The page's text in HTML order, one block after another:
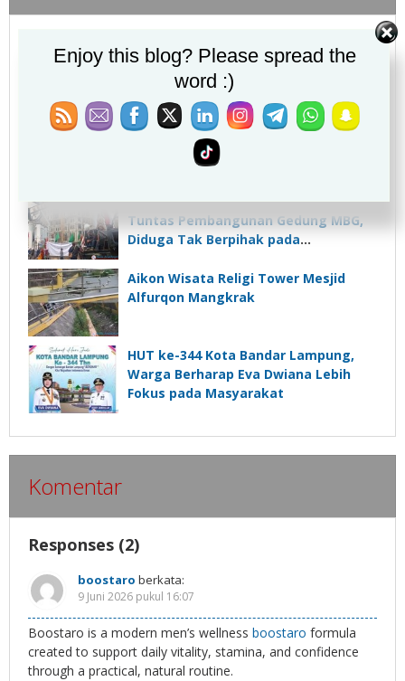
LSM Pedang Keadilan Perjuangan
Perkuat Sinergi dengan Kesbangpol
Lampung Selatan
Syiar Khilafatul Muslimin, 1 Muharram
Ormas Lampung Desak Kejati Usut
Tuntas Pembangunan Gedung MBG,
Diduga Tak Berpihak pada
Aikon Wisata Religi Tower Mesjid
Alfurqon Mangkrak
HUT ke-344 Kota Bandar Lampung,
Warga Berharap Eva Dwiana Lebih
Fokus pada Masyarakat
Komentar
Responses (2)
boostaro berkata:
9 Juni 2026 pukul 16:07
Boostaro is a modern men’s wellness boostaro formula
created to support daily vitality, stamina, and confidence
through a practical, natural routine.
Enjoy this blog? Please spread the
word :)